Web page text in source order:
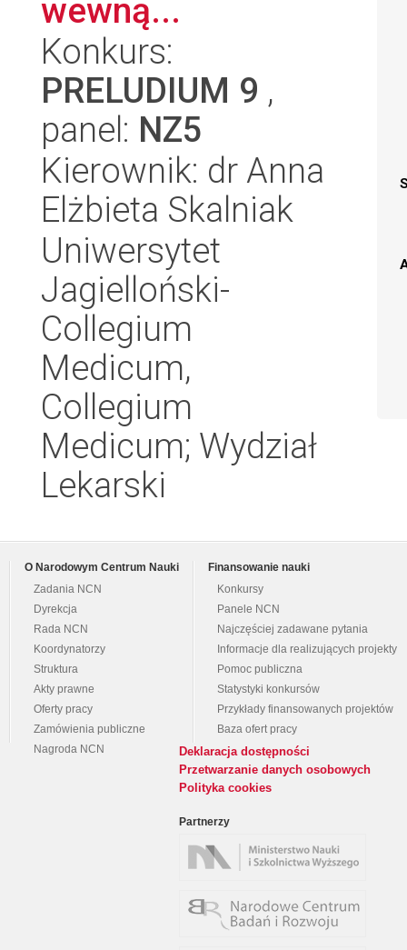
wewną...
Konkurs:
PRELUDIUM 9 ,
panel: NZ5
Kierownik: dr Anna
Elżbieta Skalniak
Uniwersytet
Jagielloński-
Collegium
Medicum,
Collegium
Medicum; Wydział
Lekarski
O Narodowym Centrum Nauki
Zadania NCN
Dyrekcja
Rada NCN
Koordynatorzy
Struktura
Akty prawne
Oferty pracy
Zamówienia publiczne
Nagroda NCN
Finansowanie nauki
Konkursy
Panele NCN
Najczęściej zadawane pytania
Informacje dla realizujących projekty
Pomoc publiczna
Statystyki konkursów
Przykłady finansowanych projektów
Baza ofert pracy
Deklaracja dostępności
Przetwarzanie danych osobowych
Polityka cookies
Partnerzy